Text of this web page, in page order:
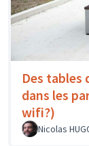
Des tables
dans les
wifi?)
Nicolas